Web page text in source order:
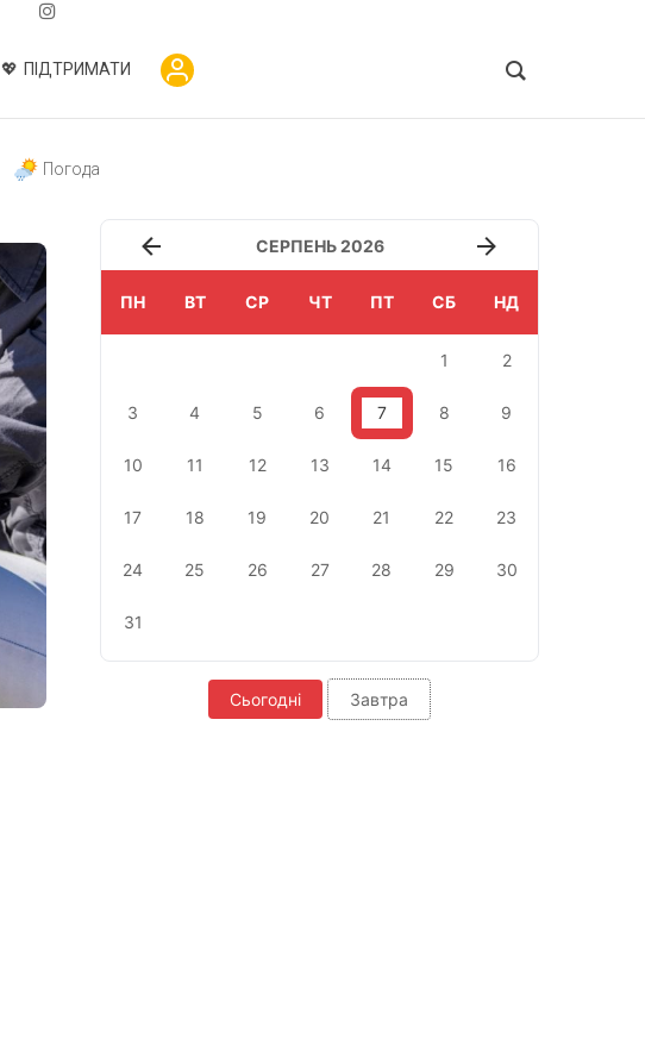
ПІДТРИМАТИ
Погода
СЕРПЕНЬ 2026
ПН ВТ СР ЧТ ПТ СБ НД
1 2
3 4 5 6 7 8 9
10 11 12 13 14 15 16
17 18 19 20 21 22 23
24 25 26 27 28 29 30
31
Сьогодні Завтра